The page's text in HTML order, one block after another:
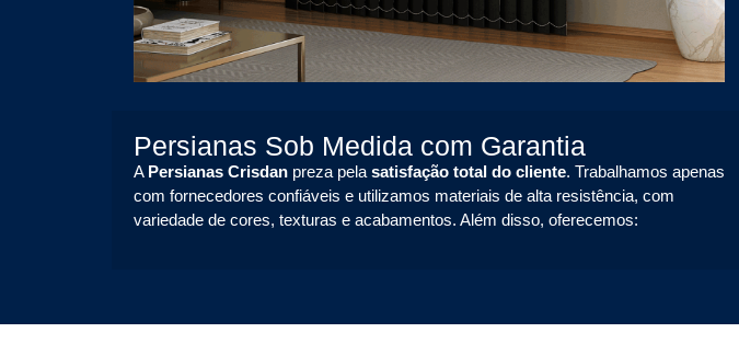
Persianas Sob Medida com Garantia
A Persianas Crisdan preza pela satisfação total do cliente. Trabalhamos apenas
com fornecedores confiáveis e utilizamos materiais de alta resistência, com
variedade de cores, texturas e acabamentos. Além disso, oferecemos: